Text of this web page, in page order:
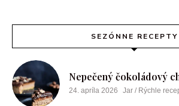
SEZÓNNE RECEPTY
Nepečený čokoládový
24. apríla 2026 Jar / Rýchle